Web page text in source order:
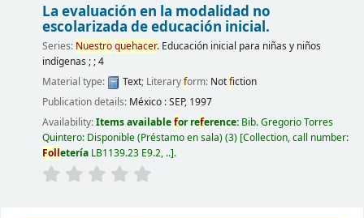
La evaluación en la modalidad no
escolarizada de educación inicial.
Series: Nuestroquehacer. Educación inicial para niñas y niños
indígenas ; ; 4
Material type:
Text; Literaryform: Notfiction
Publication details: México :SEP, 1997
Availability:Items availablefor reference: Bib. Gregorio Torres
Quintero: Disponible (Préstamo en sala)(3) Collection, call number:
Folletería LB1139.23 E9.2, .. .